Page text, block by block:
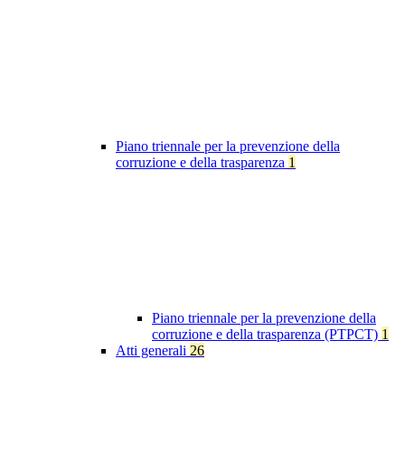
Piano triennale per la prevenzione della
corruzione e della trasparenza 1
Piano triennale per la prevenzione della
corruzione e della trasparenza (PTPCT) 1
Atti generali 26